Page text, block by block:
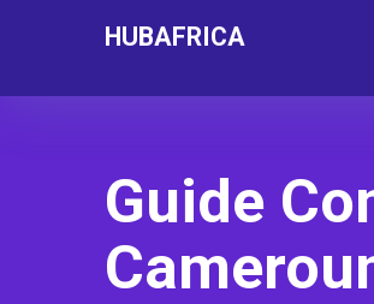
HUBAFRICA
Guide